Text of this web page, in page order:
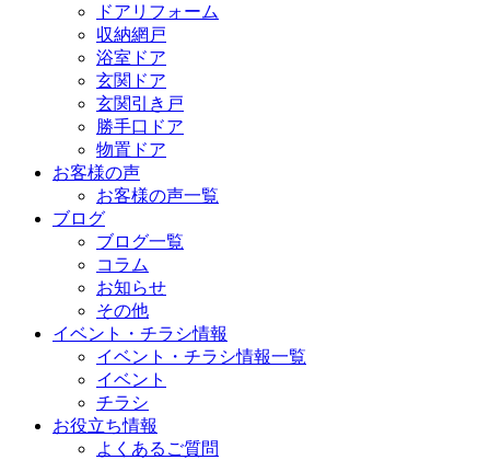
ドアリフォーム
収納網戸
浴室ドア
玄関ドア
玄関引き戸
勝手口ドア
物置ドア
お客様の声
お客様の声一覧
ブログ
ブログ一覧
コラム
お知らせ
その他
イベント・チラシ情報
イベント・チラシ情報一覧
イベント
チラシ
お役立ち情報
よくあるご質問